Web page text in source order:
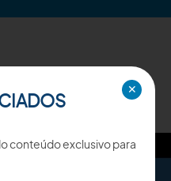
✕
conteúdo exclusivo para